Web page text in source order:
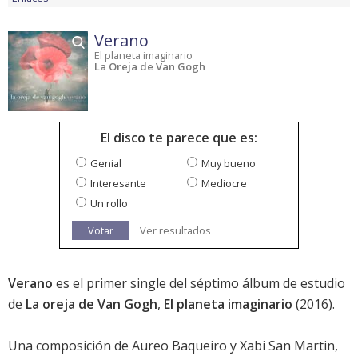
Verano
El planeta imaginario
La Oreja de Van Gogh
El disco te parece que es:
Genial
Muy bueno
Interesante
Mediocre
Un rollo
Votar
Ver resultados
Verano es el primer single del séptimo álbum de estudio
de La oreja de Van Gogh, El planeta imaginario (2016).
Una composición de Aureo Baqueiro y Xabi San Martin,